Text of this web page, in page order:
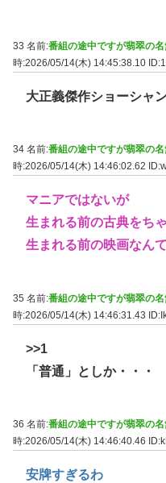
33 名前:番組の途中ですが翡翠の
時:2026/05/14(木) 14:45:38.10
大正義傑作ショーシャ
34 名前:番組の途中ですが翡翠の
時:2026/05/14(木) 14:46:02.62
マニアではないが
生まれる前の古典をち
生まれる前の映画なん
35 名前:番組の途中ですが翡翠の
時:2026/05/14(木) 14:46:31.43
>>1
「普通」としか・・・
36 名前:番組の途中ですが翡翠の
時:2026/05/14(木) 14:46:40.46
安牌すぎるわ